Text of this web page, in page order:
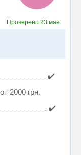
Проверено 23 мая
✔️
от 2000 грн.
✔️